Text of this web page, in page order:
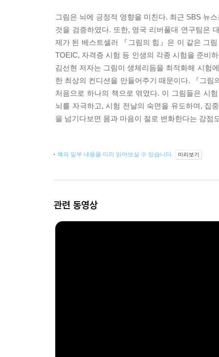
그림은 뇌에 긍정적 영향을 미친다. 최근 SBS 뉴
것을 검증하였다. 또한, 영국 리버풀대 연구팀은
제가 된 베스트셀러 『그림의 힘』은 이 같은 그
TOEIC, 자격증 시험 등 인생의 각종 시험을 준비
김선현 저자는 그림이 생체리듬을 최적화해 시험
한 최상의 컨디션을 만들어주기 때문이다. 『그
처음으로 하나의 책으로 엮였다. 이 그림들은 시
뇌를 자극하고, 시험 전날의 숙면을 유도하며, 집
을 넘기다보면 몸과 마음이 절로 변화한다는 강점
책의 일부 내용을 미리 읽어보실 수 있습니다. 미리보기
관련 동영상